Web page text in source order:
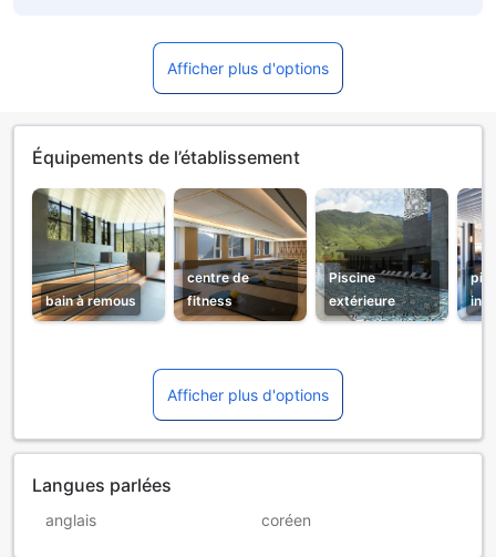
Afficher plus d'options
Équipements de l’établissement
bain à remous
centre de
fitness
Piscine
extérieure
Afficher plus d'options
Langues parlées
anglais coréen